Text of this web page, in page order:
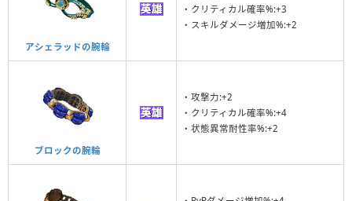
アシェラッドの腕輪
・クリティカル確率%:+3
・スキルダメージ増加%:+2
ブロックの腕輪
・攻撃力:+2
・クリティカル確率%:+4
・状態異常耐性率%:+2